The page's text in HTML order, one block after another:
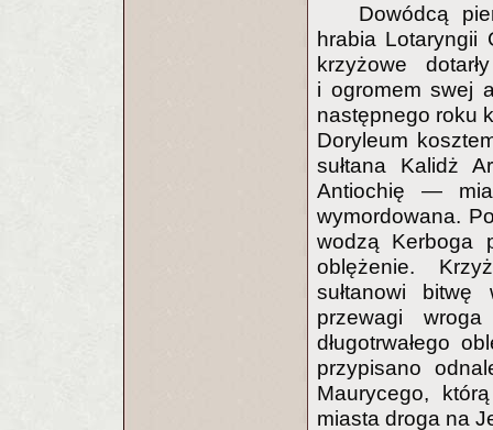
Dowódcą
hrabia Lotaryngii
krzyżowe
i ogromem swej
następnego roku
Doryleum
sułtana Kalidż
Antiochię —
wymordowana.
wodzą Kerboga
oblężenie.
sułtanowi
przewagi
długotrwałego
przypisano
Maurycego,
miasta droga na